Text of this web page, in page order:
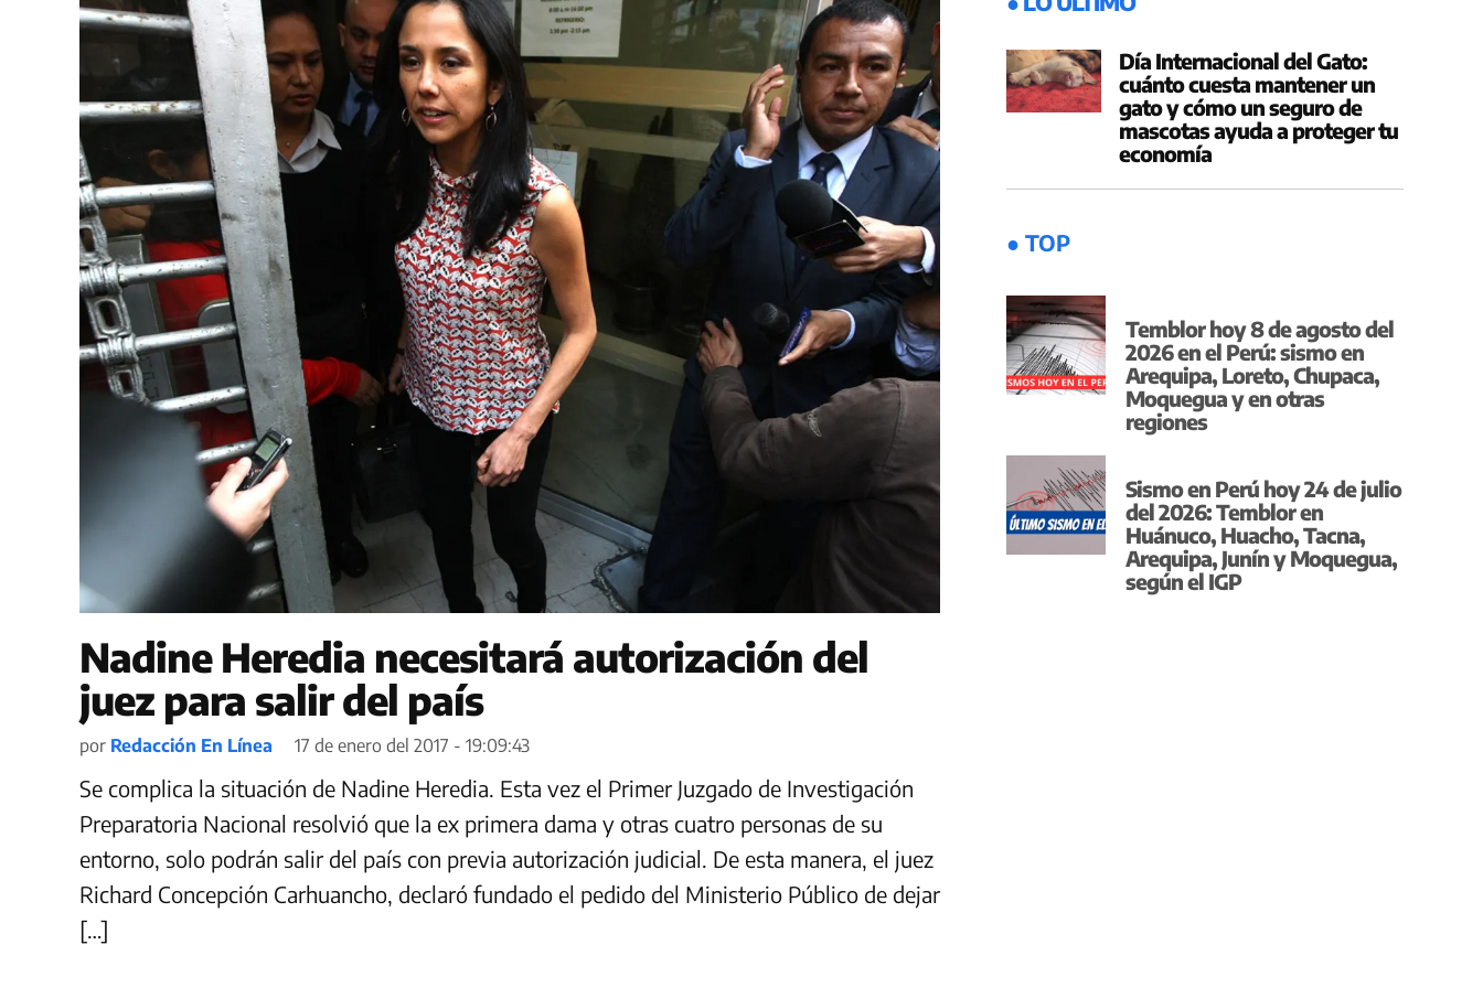
Nadine Heredia necesitará autorización del
juez para salir del país
por Redacción En Línea 17 de enero del 2017 - 19:09:43
Se complica la situación de Nadine Heredia. Esta vez el Primer Juzgado de Investigación
Preparatoria Nacional resolvió que la ex primera dama y otras cuatro personas de su
entorno, solo podrán salir del país con previa autorización judicial. De esta manera, el juez
Richard Concepción Carhuancho, declaró fundado el pedido del Ministerio Público de dejar
[…]
Día Internacional del Gato:
cuánto cuesta mantener un
gato y cómo un seguro de
mascotas ayuda a proteger tu
economía
● TOP
Temblor hoy 8 de agosto del
2026 en el Perú: sismo en
Arequipa, Loreto, Chupaca,
Moquegua y en otras
regiones
Sismo en Perú hoy 24 de julio
del 2026: Temblor en
Huánuco, Huacho, Tacna,
Arequipa, Junín y Moquegua,
según el IGP